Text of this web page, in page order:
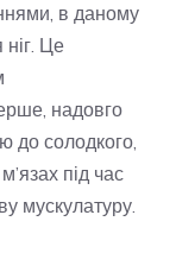
в даному
Це
надовго
до солодкого,
під час
мускулатуру.